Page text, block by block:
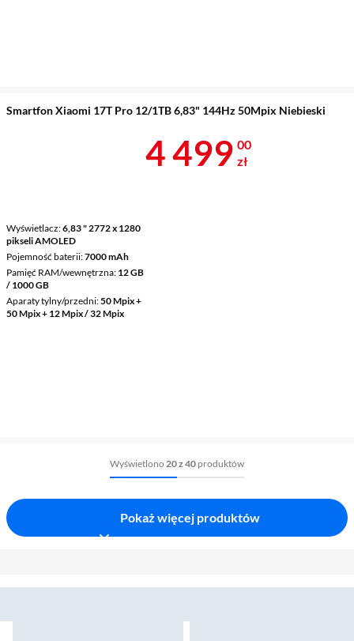
Smartfon Xiaomi 17T Pro 12/1TB 6,83" 144Hz 50Mpix Niebieski
Wyświetlacz 6,83 " 2772 x 1280
pikseli AMOLED
Pojemność baterii 7000 mAh
Pamięć RAM/wewnętrzna 12 GB
/ 1000 GB
Aparaty tylny/przedni 50 Mpix +
50 Mpix + 12 Mpix / 32 Mpix
Cena 4 499 zł
4 499 00
zł
Wyświetlono 20 z 40 produktów
Pokaż więcej produktów